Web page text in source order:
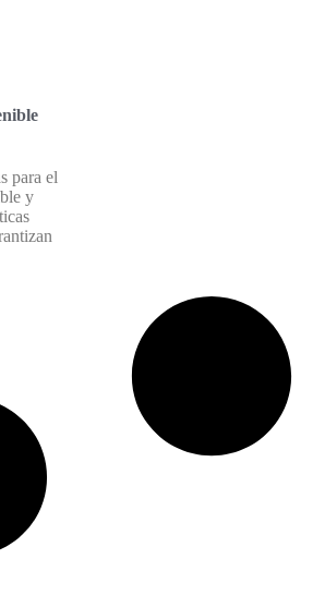
para el
y